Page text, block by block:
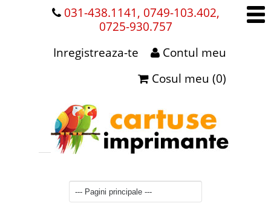
031-438.1141, 0749-103.402,
0725-930.757
Contul meu
Inregistreaza-te
Cosul meu (0)